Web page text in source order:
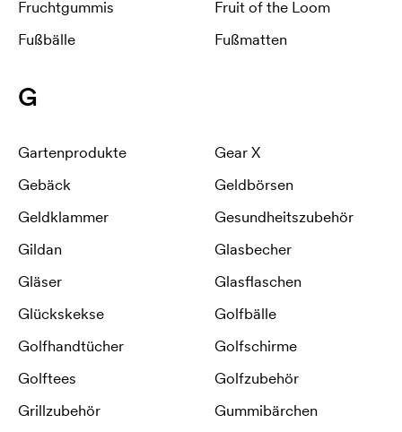
Fruchtgummis
Fruit of the Loom
Fußbälle
Fußmatten
G
Gartenprodukte
Gear X
Gebäck
Geldbörsen
Geldklammer
Gesundheitszubehör
Gildan
Glasbecher
Gläser
Glasflaschen
Glückskekse
Golfbälle
Golfhandtücher
Golfschirme
Golftees
Golfzubehör
Grillzubehör
Gummibärchen